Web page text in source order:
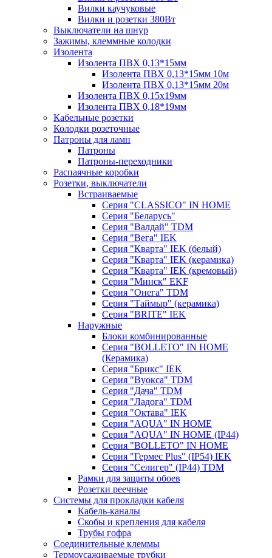
Вилки каучуковые
Вилки и розетки 380Вт
Выключатели на шнур
Зажимы, клеммные колодки
Изолента
Изолента ПВХ 0,13*15мм
Изолента ПВХ 0,13*15мм 10м
Изолента ПВХ 0,13*15мм 20м
Изолента ПВХ 0,15х19мм
Изолента ПВХ 0,18*19мм
Кабельные розетки
Колодки розеточные
Патроны для ламп
Патроны
Патроны-переходники
Распаячные коробки
Розетки, выключатели
Встраиваемые
Серия "CLASSICO" IN HOME
Серия "Беларусь"
Серия "Валдай" TDM
Серия "Вега" IEK
Серия "Кварта" IEK (белый)
Серия "Кварта" IEK (керамика)
Серия "Кварта" IEK (кремовый)
Серия "Минск" EKF
Серия "Онега" TDM
Серия "Таймыр" (керамика)
Серия "BRITE" IEK
Наружные
Блоки комбинированные
Серия "BОLLETO" IN HOME
(Керамика)
Серия "Брикс" IEK
Серия "Вуокса" TDM
Серия "Дача" TDM
Серия "Ладога" TDM
Серия "Октава" IEK
Серия "AQUA" IN HOME
Серия "AQUA" IN HOME (IP44)
Серия "BОLLETO" IN HOME
Серия "Гермес Plus" (IP54) IEK
Серия "Селигер" (IP44) TDM
Рамки для защиты обоев
Розетки реечные
Системы для прокладки кабеля
Кабель-каналы
Скобы и крепления для кабеля
Трубы гофра
Соединительные клеммы
Термоусаживаемые трубки